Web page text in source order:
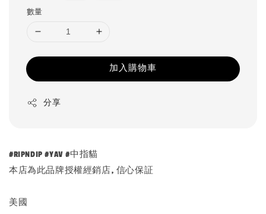
數量
加入購物車
分享
#RIPNDIP #YAV #中指貓
本店為此品牌授權經銷店, 信心保証
美國